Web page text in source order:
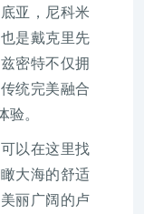
亚，尼科米
是戴克里先
密特不仅拥
统完美融合
。
以在这里找
大海的舒适
丽广阔的卢